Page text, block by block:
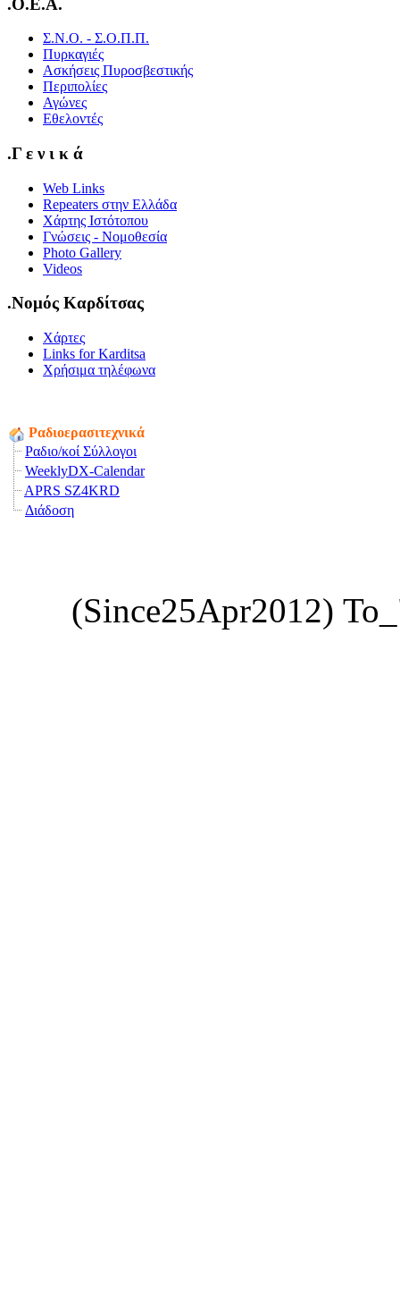
Σ.Ν.Ο. - Σ.Ο.Π.Π.
Πυρκαγιές
Ασκήσεις Πυροσβεστικής
Περιπολίες
Αγώνες
Εθελοντές
.Γ ε ν ι κ ά
Web Links
Repeaters στην Ελλάδα
Χάρτης Ιστότοπου
Γνώσεις - Νομοθεσία
Photo Gallery
Videos
.Νομός Καρδίτσας
Χάρτες
Links for Karditsa
Χρήσιμα τηλέφωνα
Ραδιοερασιτεχνικά
Ραδιο/κοί Σύλλογοι
WeeklyDX-Calendar
APRS SZ4KRD
Διάδοση
(Since25Apr2012)